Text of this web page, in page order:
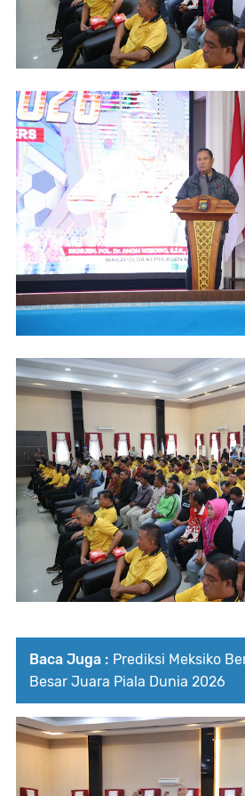
Baca Juga : Prediksi Meksiko
Besar Juara Piala Dunia 2026